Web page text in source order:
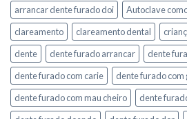
arrancar dente furado doi Autoclave
clareamento
clareamento dental
dente
dente furado arrancar
dente
dente furado com carie
dente furado
dente furado com mau cheiro
dente